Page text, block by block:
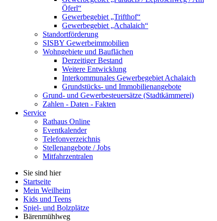
Öferl“
Gewerbegebiet „Trifthof“
Gewerbegebiet „Achalaich“
Standortförderung
SISBY Gewerbeimmobilien
Wohngebiete und Bauflächen
Derzeitiger Bestand
Weitere Entwicklung
Interkommunales Gewerbegebiet Achalaich
Grundstücks- und Immobilienangebote
Grund- und Gewerbesteuersätze (Stadtkämmerei)
Zahlen - Daten - Fakten
Service
Rathaus Online
Eventkalender
Telefonverzeichnis
Stellenangebote / Jobs
Mitfahrzentralen
Sie sind hier
Startseite
Mein Weilheim
Kids und Teens
Spiel- und Bolzplätze
Bärenmühlweg